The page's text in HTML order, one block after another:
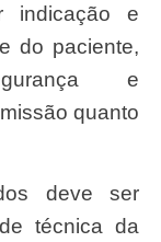
indicação e
do paciente,
e
quanto
deve ser
técnica da